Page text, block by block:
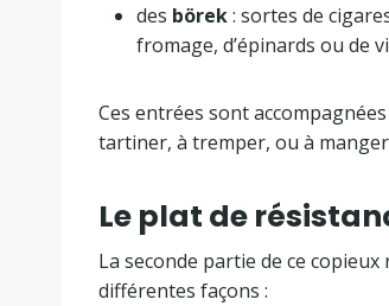
des börek: sortes de
fromage, d’épinards ou de
Ces entrées sont
tartiner, à tremper, ou à
Le plat de
La seconde partie de ce
différentes façons :